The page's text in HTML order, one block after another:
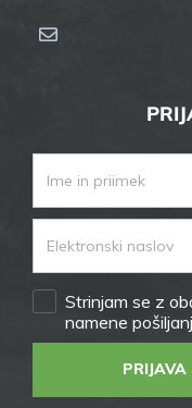
Strinjam se z
namene